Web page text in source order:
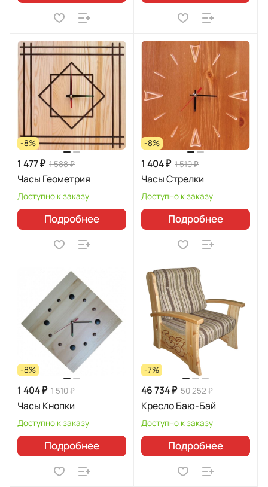
-8%
1 477 ₽ 1 588 ₽
Часы Геометрия
Доступно к заказу
Подробнее
-8%
1 404 ₽ 1 510 ₽
Часы Стрелки
Доступно к заказу
Подробнее
-8%
1 404 ₽ 1 510 ₽
Часы Кнопки
Доступно к заказу
Подробнее
-7%
46 734 ₽ 50 252 ₽
Кресло Баю-Бай
Доступно к заказу
Подробнее